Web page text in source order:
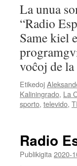
RSS FEED
LINK
EMBED
La unua
“Radio
Same kiel
voĉoj de
Etikedoj
Kaliningrado, La
sporto, televido,
Radio
Publikigita 2020-